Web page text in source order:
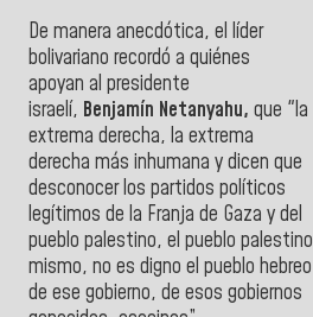
De manera anecdótica, el líder
bolivariano recordó a quiénes
apoyan al presidente
israelí, Benjamín Netanyahu, que "la
extrema derecha, la extrema
derecha más inhumana y dicen que
desconocer los partidos políticos
legítimos de la Franja de Gaza y del
pueblo palestino, el pueblo palestino
mismo, no es digno el pueblo hebreo
de ese gobierno, de esos gobiernos